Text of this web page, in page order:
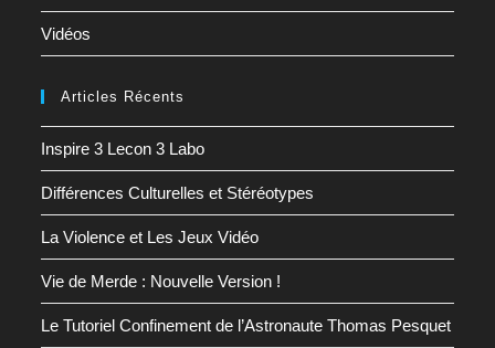
Vidéos
Articles Récents
Inspire 3 Lecon 3 Labo
Différences Culturelles et Stéréotypes
La Violence et Les Jeux Vidéo
Vie de Merde : Nouvelle Version !
Le Tutoriel Confinement de l’Astronaute Thomas Pesquet